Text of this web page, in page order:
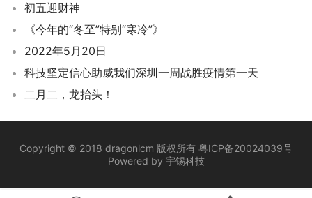
初五迎财神
《今年的“冬至”特别“寒冷”》
2022年5月20日
科技坚定信心助威我们深圳一周战胜疫情第一天
二月二，龙抬头！
Copyright © 2018 dragonlcm 版权所有 粤ICP备20024039号
Powered by 宇锡科技